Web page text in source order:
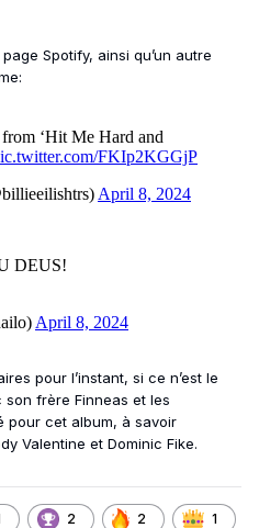
Spotify, ainsi qu’un autre
pour l’instant, si ce n’est le
frère Finneas et les
pour cet album, à savoir
Valentine et Dominic Fike.
2 2 1